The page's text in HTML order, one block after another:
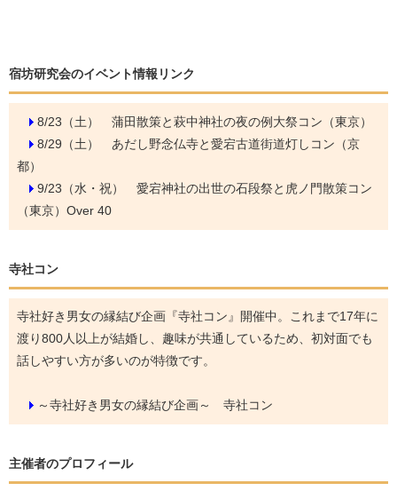
宿坊研究会のイベント情報リンク
8/23（土） 蒲田散策と萩中神社の夜の例大祭コン（東京）
8/29（土） あだし野念仏寺と愛宕古道街道灯しコン（京
都）
9/23（水・祝） 愛宕神社の出世の石段祭と虎ノ門散策コン
（東京）Over 40
寺社コン
寺社好き男女の縁結び企画『寺社コン』開催中。これまで17年に
渡り800人以上が結婚し、趣味が共通しているため、初対面でも
話しやすい方が多いのが特徴です。
～寺社好き男女の縁結び企画～ 寺社コン
主催者のプロフィール